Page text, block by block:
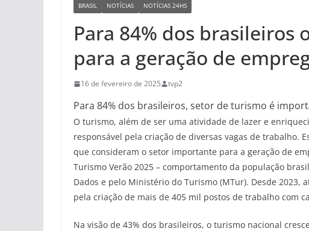
BRASIL NOTÍCIAS NOTÍCIAS 24HS
Para 84% dos
para a geração de
16 de fevereiro de 2025 tvp2
Para 84% dos brasileiros, setor de turismo é
O turismo, além de ser uma atividade de lazer e
responsável pela criação de diversas vagas de trabalho.
que consideram o setor importante para a geração de
Turismo Verão 2025 – comportamento da população
Dados e pelo Ministério do Turismo (MTur). Desde
pela criação de mais de 405 mil postos de trabalho com
Na visão de 43% dos brasileiros, o turismo nacional